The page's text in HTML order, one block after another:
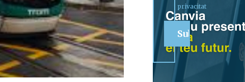
privacitat